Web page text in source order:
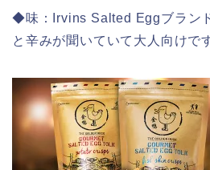
◆味：Irvins Salted Eggブラン
と辛みが聞いていて大人向けで